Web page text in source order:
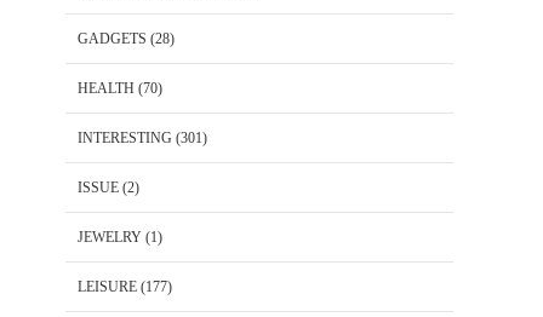
GADGETS (28)
HEALTH (70)
INTERESTING (301)
ISSUE (2)
JEWELRY (1)
LEISURE (177)